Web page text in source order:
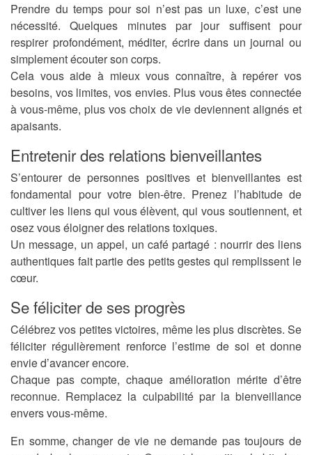
Prendre du temps pour soi n’est pas un luxe, c’est une
nécessité. Quelques minutes par jour suffisent pour
respirer profondément, méditer, écrire dans un journal ou
simplement écouter son corps.
Cela vous aide à mieux vous connaître, à repérer vos
besoins, vos limites, vos envies. Plus vous êtes connectée
à vous-même, plus vos choix de vie deviennent alignés et
apaisants.
Entretenir des relations bienveillantes
S’entourer de personnes positives et bienveillantes est
fondamental pour votre bien-être. Prenez l’habitude de
cultiver les liens qui vous élèvent, qui vous soutiennent, et
osez vous éloigner des relations toxiques.
Un message, un appel, un café partagé : nourrir des liens
authentiques fait partie des petits gestes qui remplissent le
cœur.
Se féliciter de ses progrès
Célébrez vos petites victoires, même les plus discrètes. Se
féliciter régulièrement renforce l’estime de soi et donne
envie d’avancer encore.
Chaque pas compte, chaque amélioration mérite d’être
reconnue. Remplacez la culpabilité par la bienveillance
envers vous-même.
En somme, changer de vie ne demande pas toujours de